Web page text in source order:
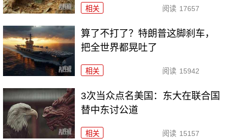
相关 阅读 17657
算了不打了？特朗普这脚刹车，
把全世界都晃吐了
相关 阅读 15942
3次当众点名美国：东大在联合国
替中东讨公道
相关 阅读 15157